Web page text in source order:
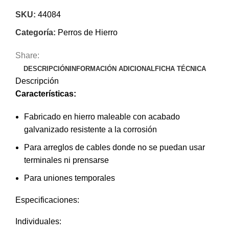
SKU: 44084
Categoría: Perros de Hierro
Share:
DESCRIPCIÓNINFORMACIÓN ADICIONALFICHA TÉCNICA
Descripción
Características:
Fabricado en hierro maleable con acabado
galvanizado resistente a la corrosión
Para arreglos de cables donde no se puedan usar
terminales ni prensarse
Para uniones temporales
Especificaciones:
Individuales: